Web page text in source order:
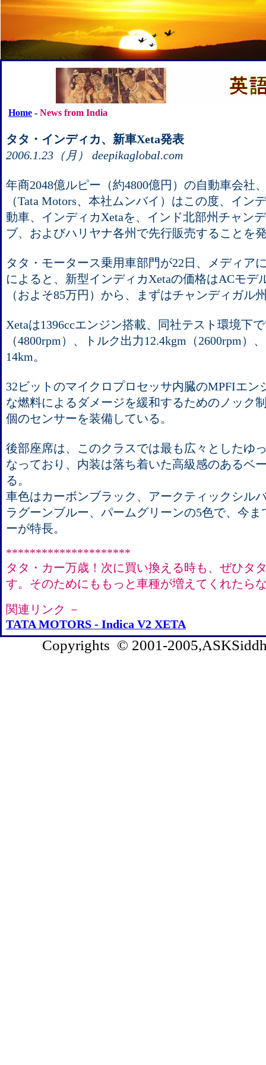
Home - News from India
タタ・インディカ、新車Xeta発表
2006.1.23（月） deepikaglobal.com
年商2048億ルピー（約4800億円）の自動車会社
（Tata Motors、本社ムンバイ）はこの度、イン
動車、インディカXetaを、インド北部州チャン
ブ、およびハリヤナ各州で先行販売することを
タタ・モータース乗用車部門が22日、メディア
によると、新型インディカXetaの価格はACモデ
（およそ85万円）から、まずはチャンディガル
Xetaは1396ccエンジン搭載、同社テスト環境下
（4800rpm）、トルク出力12.4kgm（2600rpm）
14km。
32ビットのマイクロプロセッサ内臓のMPFIエン
な燃料によるダメージを緩和するためのノック
個のセンサーを装備している。
後部座席は、このクラスでは最も広々としたゆ
なっており、内装は落ち着いた高級感のあるベ
る。
車色はカーボンブラック、アークティックシル
ラグーンブルー、パームグリーンの5色で、今
ーが特長。
*********************
タタ・カー万歳！次に買い換える時も、ぜひタ
す。そのためにももっと車種が増えてくれたら
関連リンク －
TATA MOTORS - Indica V2 XETA
Copyrights © 2001-